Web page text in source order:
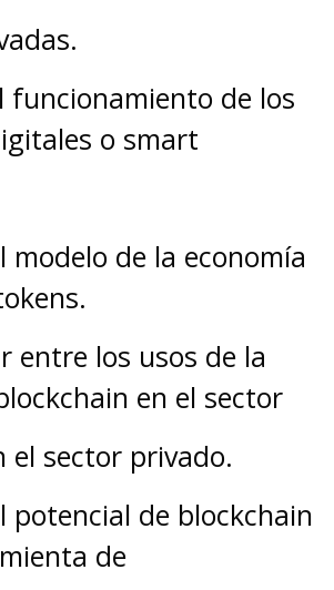
funcionamiento de los
o smart
modelo de la economía
entre los usos de la
en el sector
el sector privado.
potencial de blockchain
de